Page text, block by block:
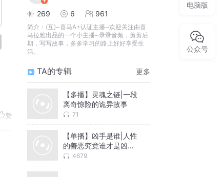
赞
269 6 961
简介： (互)~喜马A+认证主播~欢迎关注由喜
马拉雅出品的一个小主播~录录音频，剪剪后
期，写写故事，多多学习的路上好好享受生
活。
TA的专辑 更多
【多播】灵魂之链|一段
离奇惊险的诡异故事
71
【单播】凶手是谁|人性
的善恶究竟谁才是凶
手？4679
电脑版
公众号